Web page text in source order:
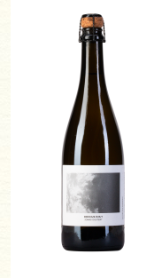
das, was ihn
Jahresverläufen
konstantes
nur einmal reinsortig
immer nur dann,
Crémant – ein
ist – gab es mit dem
Elbling und als
Cuvées beider Sorten
Konstanten sind der
aus beidem hieß
Dolomite“, um das
lenken. Hier wird ein